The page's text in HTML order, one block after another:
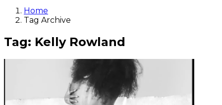
Home
Tag Archive
Tag: Kelly Rowland